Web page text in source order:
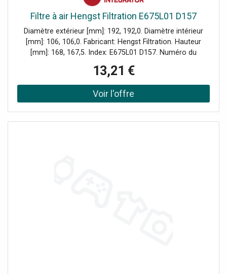
Filtre à air Hengst Filtration E675L01 D157
Diamètre extérieur [mm]: 192, 192,0. Diamètre intérieur
[mm]: 106, 106,0. Fabricant: Hengst Filtration. Hauteur
[mm]: 168, 167,5. Index: E675L01 D157. Numéro du
filtrante.
13,21 €